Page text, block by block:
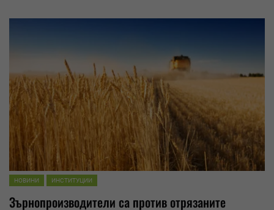
НОВИНИ ИНСТИТУЦИИ
Зърнопроизводители са против отрязаните